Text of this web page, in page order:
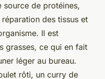
source de protéines,
des tissus et
Il est
grasses, ce qui en fait
léger au bureau.
rôti, un curry de